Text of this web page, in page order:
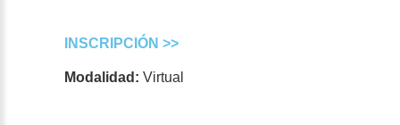
INSCRIPCIÓN >>
Modalidad:Virtual